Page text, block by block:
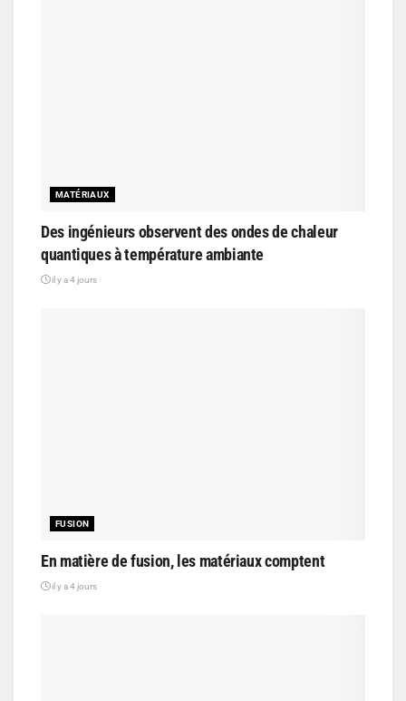
MATÉRIAUX
Des ingénieurs observent des ondes de chaleur
quantiques à température ambiante
il y a 4 jours
FUSION
En matière de fusion, les matériaux comptent
il y a 4 jours